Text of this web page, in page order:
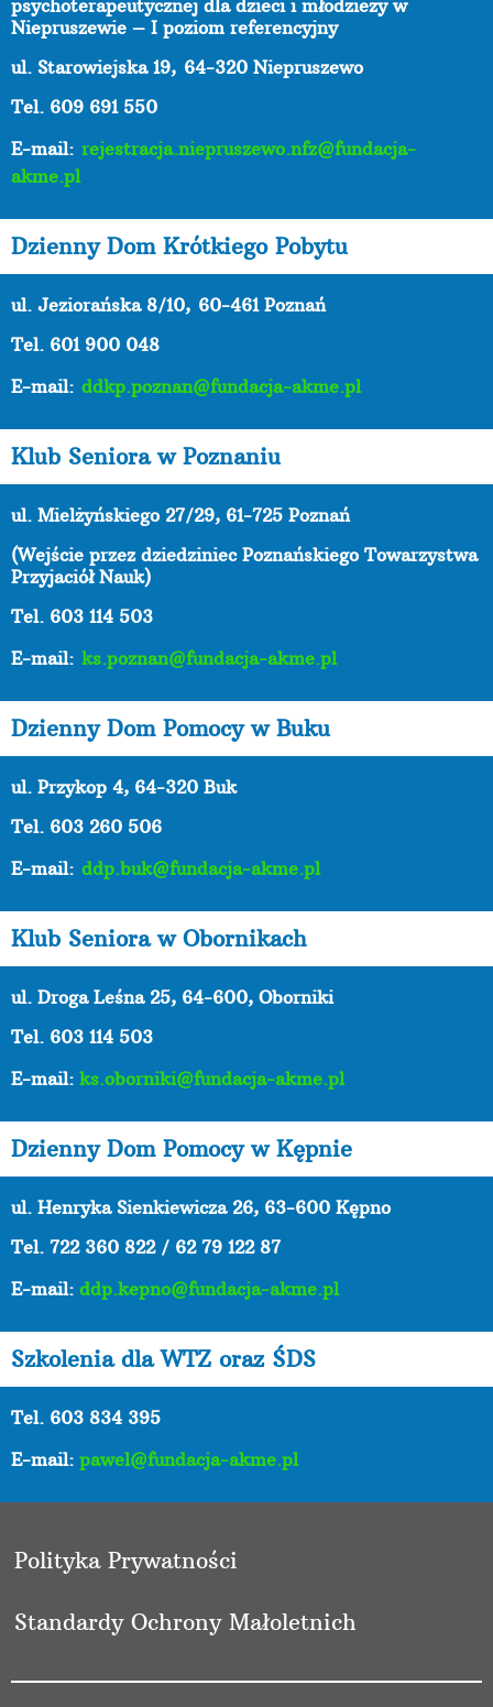
psychoterapeutycznej dla dzieci i młodzieży w
Niepruszewie – I poziom referencyjny
ul. Starowiejska 19, 64-320 Niepruszewo
Tel. 609 691 550
E-mail: rejestracja.niepruszewo.nfz@fundacja-
akme.pl
Dzienny Dom Krótkiego Pobytu
ul. Jeziorańska 8/10, 60-461 Poznań
Tel. 601 900 048
E-mail: ddkp.poznan@fundacja-akme.pl
Klub Seniora w Poznaniu
ul. Mielżyńskiego 27/29, 61-725 Poznań
(Wejście przez dziedziniec Poznańskiego Towarzystwa
Przyjaciół Nauk)
Tel. 603 114 503
E-mail: ks.poznan@fundacja-akme.pl
Dzienny Dom Pomocy w Buku
ul. Przykop 4, 64-320 Buk
Tel. 603 260 506
E-mail: ddp.buk@fundacja-akme.pl
Klub Seniora w Obornikach
ul. Droga Leśna 25, 64-600, Oborniki
Tel. 603 114 503
E-mail: ks.oborniki@fundacja-akme.pl
Dzienny Dom Pomocy w Kępnie
ul. Henryka Sienkiewicza 26, 63-600 Kępno
Tel. 722 360 822 / 62 79 122 87
E-mail: ddp.kepno@fundacja-akme.pl
Szkolenia dla WTZ oraz ŚDS
Tel. 603 834 395
E-mail: pawel@fundacja-akme.pl
Polityka Prywatności
Standardy Ochrony Małoletnich